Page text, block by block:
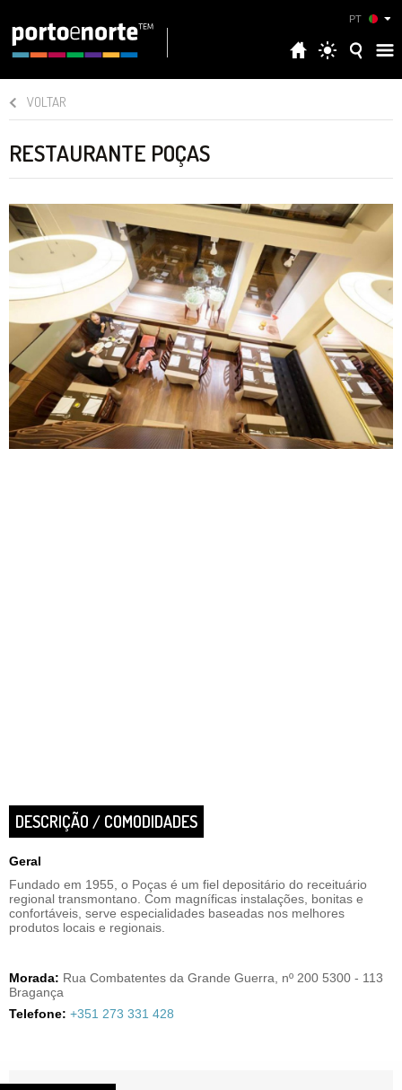
PT
VOLTAR
RESTAURANTE POÇAS
DESCRIÇÃO / COMODIDADES
Geral
Fundado em 1955, o Poças é um fiel depositário do receituário
regional transmontano. Com magníficas instalações, bonitas e
confortáveis, serve especialidades baseadas nos melhores
produtos locais e regionais.
Morada: Rua Combatentes da Grande Guerra, nº 200 5300 - 113
Bragança
Telefone: +351 273 331 428